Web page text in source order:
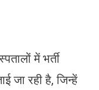
में भर्ती
जा रही है, जिन्हें